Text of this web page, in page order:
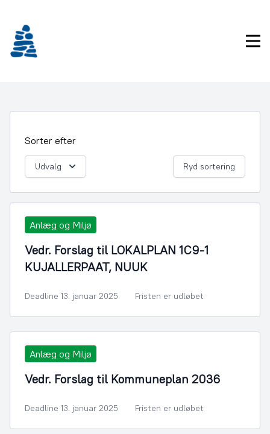
indhold
Sorter efter
Udvalg Ryd sortering
Anlæg og Miljø
Vedr. Forslag til LOKALPLAN 1C9-1
KUJALLERPAAT, NUUK
Deadline 13. januar 2025 Fristen er udløbet
Anlæg og Miljø
Vedr. Forslag til Kommuneplan 2036
Deadline 13. januar 2025 Fristen er udløbet